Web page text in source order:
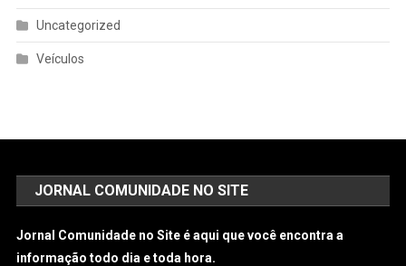
Uncategorized
Veículos
JORNAL COMUNIDADE NO SITE
Jornal Comunidade no Site é aqui que você encontra a
informação todo dia e toda hora.